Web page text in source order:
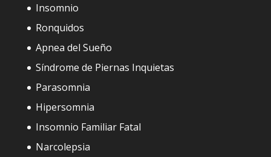
Insomnio
Ronquidos
Apnea del Sueño
Síndrome de Piernas Inquietas
Parasomnia
Hipersomnia
Insomnio Familiar Fatal
Narcolepsia